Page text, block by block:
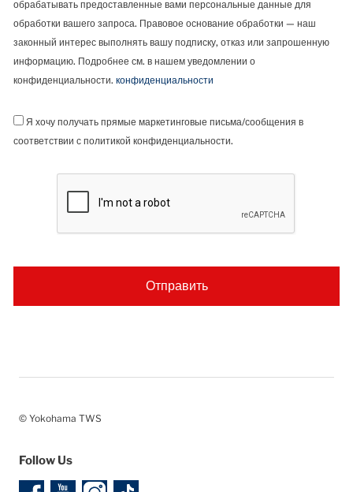
обрабатывать предоставленные вами персональные данные для
обработки вашего запроса. Правовое основание обработки — наш
законный интерес выполнять вашу подписку, отказ или запрошенную
информацию. Подробнее см. в нашем уведомлении о
конфиденциальности. конфиденциальности
Я хочу получать прямые маркетинговые письма/сообщения в
соответствии с политикой конфиденциальности.
© Yokohama TWS
Follow Us